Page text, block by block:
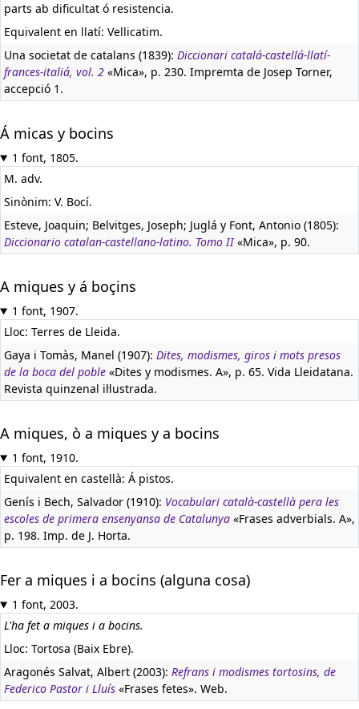
parts ab dificultat ó resistencia.
Equivalent en llatí: Vellicatim.
Una societat de catalans (1839): Diccionari catalá-castellá-llatí-
frances-italiá, vol. 2 «Mica», p. 230. Impremta de Josep Torner,
accepció 1.
Á micas y bocins
1 font, 1805.
M. adv.
Sinònim: V. Bocí.
Esteve, Joaquin; Belvitges, Joseph; Juglá y Font, Antonio (1805):
Diccionario catalan-castellano-latino. Tomo II«Mica», p. 90.
A miques y á boçins
1 font, 1907.
Lloc: Terres de Lleida.
Gaya i Tomàs, Manel (1907): Dites, modismes, giros i mots presos
de la boca del poble «Dites y modismes. A», p. 65. Vida Lleidatana.
Revista quinzenal il·lustrada.
A miques, ò a miques y a bocins
1 font, 1910.
Equivalent en castellà: Á pistos.
Genís i Bech, Salvador (1910): Vocabulari català-castellà pera les
escoles de primera ensenyansa de Catalunya «Frases adverbials. A»,
p. 198. Imp. de J. Horta.
Fer a miques i a bocins (alguna cosa)
1 font, 2003.
L'ha fet a miques i a bocins.
Lloc: Tortosa (Baix Ebre).
Aragonés Salvat, Albert (2003): Refrans i modismes tortosins, de
Federico Pastor i Lluís «Frases fetes». Web.